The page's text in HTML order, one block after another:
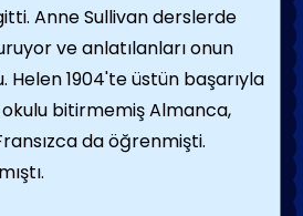
Anne Sullivan ders­lerde
ve anlatılanla­rı onun
Helen 1904'te üstün başarıyla
okulu bitirmemiş Almanca,
da öğrenmişti.